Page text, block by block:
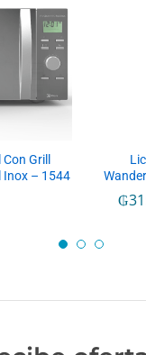
Grill
Inox – 1544
₲